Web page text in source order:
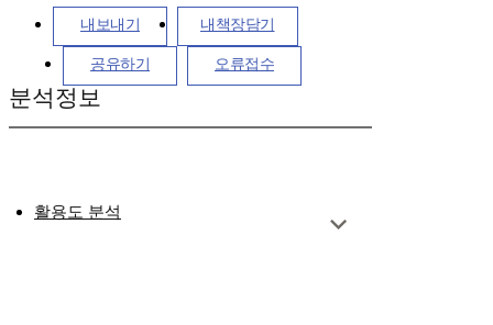
내보내기 내책장담기
공유하기 오류접수
분석정보
활용도 분석